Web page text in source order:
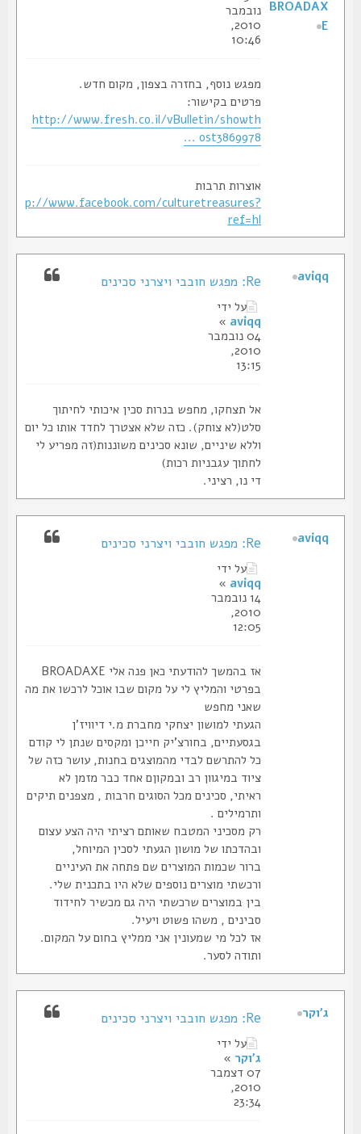
נובמבר
2010,
10:46
מפגש נוסף, בחזרה בצפון, מקום חדש.
פרטים בקישור:
http://www.fresh.co.il/vBulletin/showth
... ost3869978
אוצרות תרבות
http://www.facebook.com/culturetreasures?
ref=hl
BROADAX
על ידי
aviqq
»
04 נובמבר
2010,
אל תצחקו, מחפש בנרות סכין איכותי לחיתוך
סלט(לא צוחק). כזה שלא אצטרך לחדד אותו כל יום
וללא שיניים, שונא סכינים משוננות(זה מפריע לי
לחתוך עגבניות רכות)
די נו, רציני.
aviqq
על ידי
aviqq
»
14 נובמבר
2010,
12:05
אז בהמשך להודעתי כאן פנה אלי BROADAXE
בפרטי והמליץ לי על מקום שבו אוכל לרכשו את מה
שאני מחפש
הגעתי למושון יצחקי מחברת מ.י דיוויז'ן
בגסעתיים, בחורצ'יק חייכן ומקסים שנתן לי קודם
כל להתרשם לבדי מהמוצגים בחנות, עושר כזה של
ציוד במיגוון רב ובמקוןם אחד כבר מזמן לא
ראיתי, סכינים מכל הסוגים חרבות , מצפנים תיקים
ותרמילים .
רק מסכיני המטבח שאותם רציתי היה הצע עצום
ובהדכתו של מושון הגעתי לסכין המיוחל,
ברור שכמות המוצרים שם פתחה את העיניים
ורכשתי מוצרים נוספים שלא היו בתכנית שלי.
בין במוצרים שרכשתי היה גם מכשיר לחידוד
סבינים , משהו פשוט ויעיל.
אז לכל מי שמעונין אני ממליץ בחום על המקום.
ותודה לסער.
aviqq
על ידי
ג'וקר»
07 דצמבר
2010,
23:34
ג'וקר